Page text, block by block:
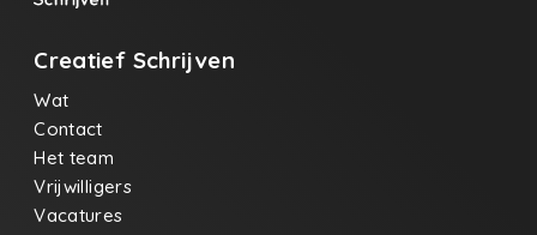
Creatief Schrijven
Wat
Contact
Het team
Vrijwilligers
Vacatures